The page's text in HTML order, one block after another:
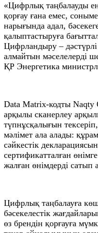
«Цифрлық таңбалауды
қорғау ғана емес,
нарығында адал,
қалыптастыруға
Цифрландыру –
алмайтын мәселелерді
ҚР Энергетика
Data Matrix-кодты
арқылы сканерлеу
түпнұсқалығын
мәлімет ала алады:
сәйкестік
сертификатталған
жалған өнімдерді сатып
Цифрлық таңбалауға
бәсекелестік
өз брендін қорғауға